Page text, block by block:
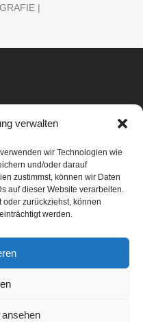
verwalten
wir Technologien wie
und/oder darauf
zustimmst, können wir Daten
auf dieser Website verarbeiten.
zurückziehst, können
werden.
|